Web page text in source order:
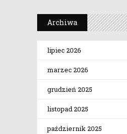
Archiwa
lipiec 2026
marzec 2026
grudzień 2025
listopad 2025
październik 2025